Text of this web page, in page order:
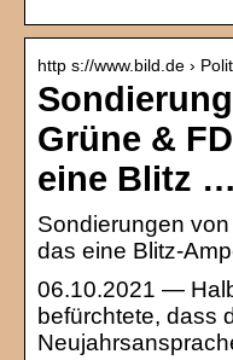
http s://www.bild.de ›
Grüne &
eine Blitz …
Sondierungen
das eine Blitz-
06.10.2021 —
befürchtete, dass